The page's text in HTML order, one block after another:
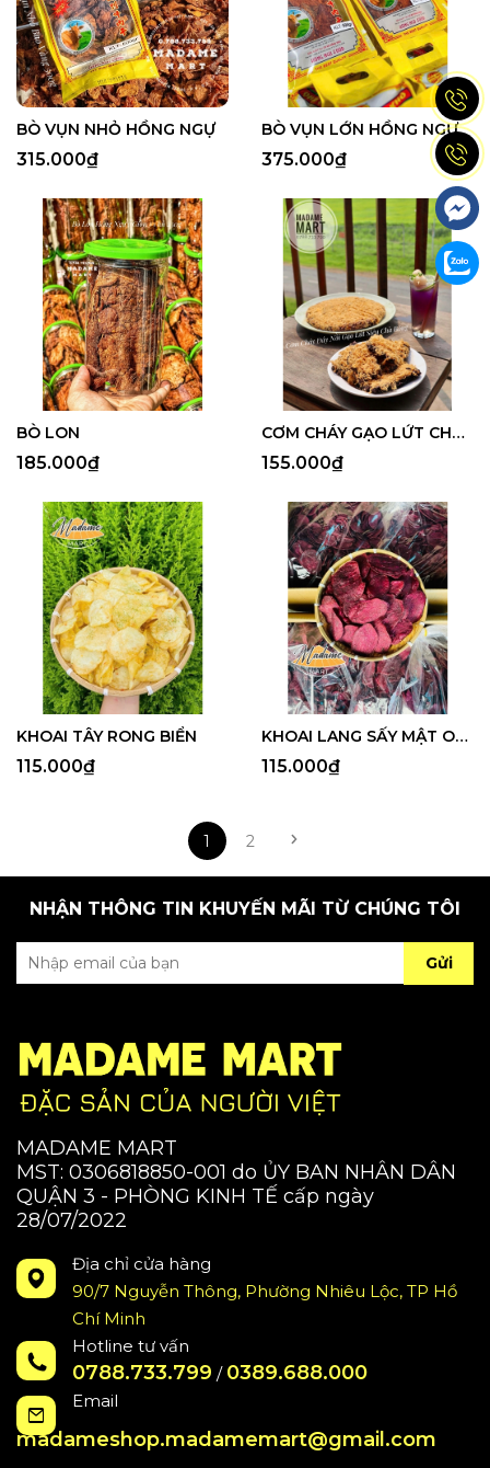
BÒ VỤN NHỎ HỒNG NGỰ
315.000₫
BÒ VỤN LỚN HỒNG NGỰ
375.000₫
BÒ LON
185.000₫
CƠM CHÁY GẠO LỨT CHÀ BÔNG ĐÁY NỒI 500G
155.000₫
KHOAI TÂY RONG BIỂN
115.000₫
KHOAI LANG SẤY MẬT ONG
115.000₫
1 2
NHẬN THÔNG TIN KHUYẾN MÃI TỪ CHÚNG TÔI
Gửi
MADAME MART
MST: 0306818850-001 do ỦY BAN NHÂN DÂN
QUẬN 3 - PHÒNG KINH TẾ cấp ngày
28/07/2022
Địa chỉ cửa hàng
90/7 Nguyễn Thông, Phường Nhiêu Lộc, TP Hồ
Chí Minh
Hotline tư vấn
0788.733.799 / 0389.688.000
Email
madameshop.madamemart@gmail.com